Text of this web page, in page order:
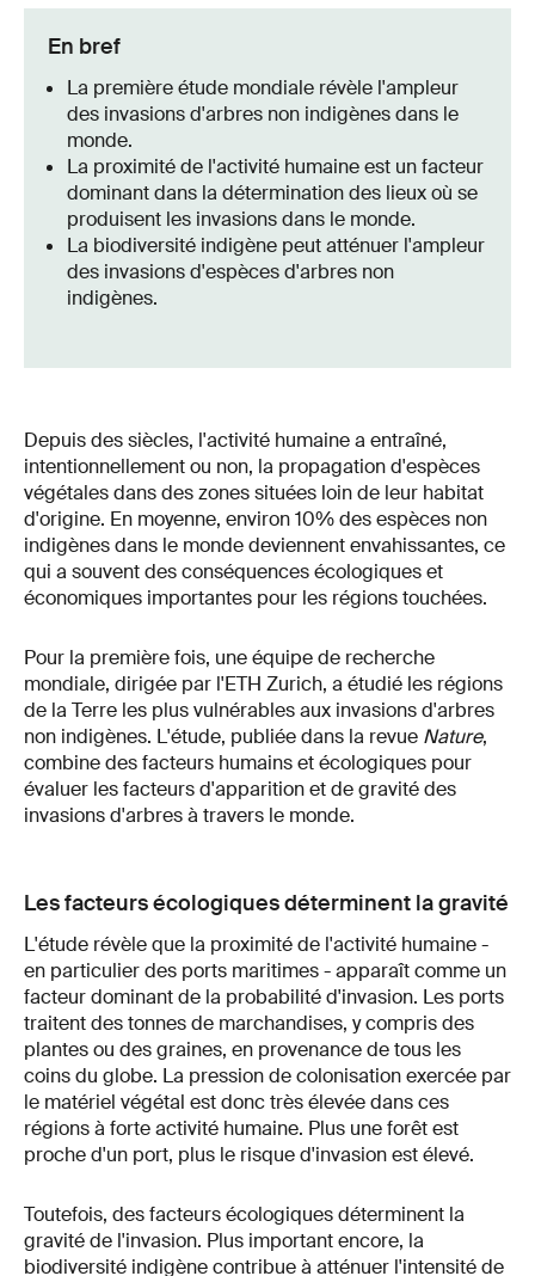
En bref
La première étude mondiale révèle l'ampleur
des invasions d'arbres non indigènes dans le
monde.
La proximité de l'activité humaine est un facteur
dominant dans la détermination des lieux où se
produisent les invasions dans le monde.
La biodiversité indigène peut atténuer l'ampleur
des invasions d'espèces d'arbres non
indigènes.
Depuis des siècles, l'activité humaine a entraîné,
intentionnellement ou non, la propagation d'espèces
végétales dans des zones situées loin de leur habitat
d'origine. En moyenne, environ 10% des espèces non
indigènes dans le monde deviennent envahissantes, ce
qui a souvent des conséquences écologiques et
économiques importantes pour les régions touchées.
Pour la première fois, une équipe de recherche
mondiale, dirigée par l'ETH Zurich, a étudié les régions
de la Terre les plus vulnérables aux invasions d'arbres
non indigènes. L'étude, publiée dans la revue Nature,
combine des facteurs humains et écologiques pour
évaluer les facteurs d'apparition et de gravité des
invasions d'arbres à travers le monde.
Les facteurs écologiques déterminent la gravité
L'étude révèle que la proximité de l'activité humaine -
en particulier des ports maritimes - apparaît comme un
facteur dominant de la probabilité d'invasion. Les ports
traitent des tonnes de marchandises, y compris des
plantes ou des graines, en provenance de tous les
coins du globe. La pression de colonisation exercée par
le matériel végétal est donc très élevée dans ces
régions à forte activité humaine. Plus une forêt est
proche d'un port, plus le risque d'invasion est élevé.
Toutefois, des facteurs écologiques déterminent la
gravité de l'invasion. Plus important encore, la
biodiversité indigène contribue à atténuer l'intensité de